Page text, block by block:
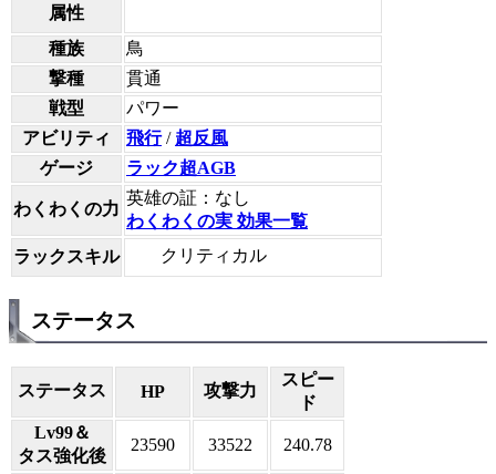
属性
種族
鳥
撃種
貫通
戦型
パワー
アビリティ
飛行/ 超反風
ゲージ
ラック超AGB
わくわくの力
英雄の証：なし
わくわくの実 効果一覧
ラックスキル
クリティカル
ステータス
ステータス HP 攻撃力
スピー
ド
Lv99＆
タス強化後
23590 33522 240.78